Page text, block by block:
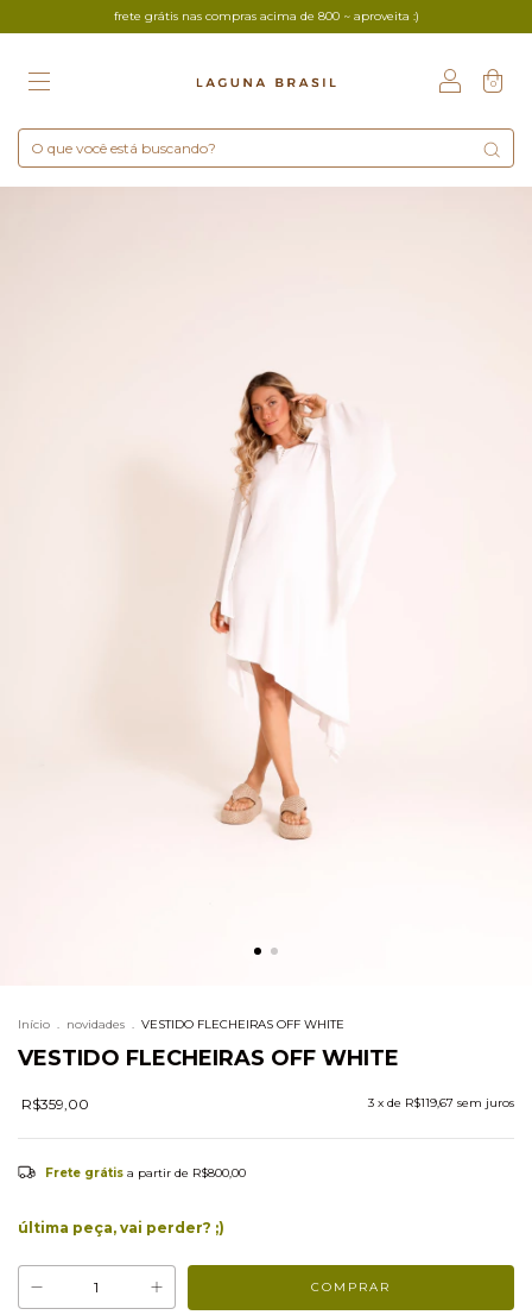
frete grátis nas compras acima de 800 ~ aproveita :)
0
Início . novidades . VESTIDO FLECHEIRAS OFF WHITE
VESTIDO FLECHEIRAS OFF WHITE
R$359,00 3 x de R$119,67 sem juros
Frete grátis a partir de R$800,00
última peça, vai perder? ;)